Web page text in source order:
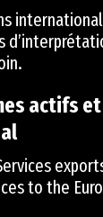
actifs
to the